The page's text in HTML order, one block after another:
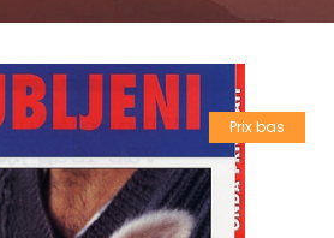
Prix bas